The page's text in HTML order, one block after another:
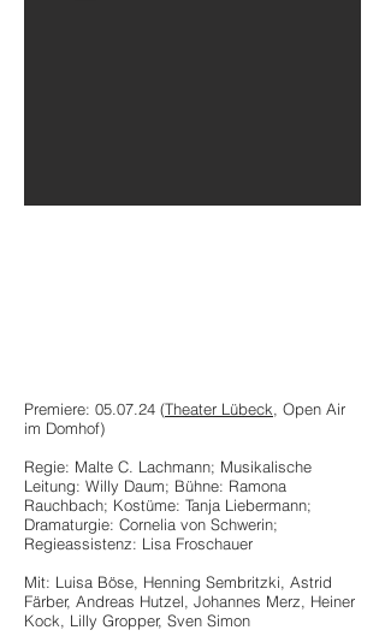
Premiere: 05.07.24 (Theater Lübeck , Open Air
im Domhof)
Regie: Malte C. Lachmann; Musikalische
Leitung: Willy Daum; Bühne: Ramona
Rauchbach; Kostüme: Tanja Liebermann;
Dramaturgie: Cornelia von Schwerin;
Regieassistenz: Lisa Froschauer
Mit: Luisa Böse, Henning Sembritzki, Astrid
Färber, Andreas Hutzel, Johannes Merz, Heiner
Kock, Lilly Gropper, Sven Simon